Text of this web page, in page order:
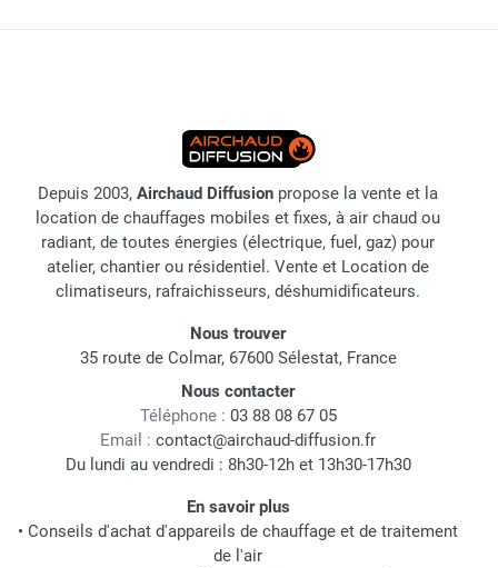
Depuis 2003, Airchaud Diffusion propose la vente et la
location de chauffages mobiles et fixes, à air chaud ou
radiant, de toutes énergies (électrique, fuel, gaz) pour
atelier, chantier ou résidentiel. Vente et Location de
climatiseurs, rafraichisseurs, déshumidificateurs.
Nous trouver
35 route de Colmar, 67600 Sélestat, France
Nous contacter
Téléphone : 03 88 08 67 05
Email : contact@airchaud-diffusion.fr
Du lundi au vendredi : 8h30-12h et 13h30-17h30
En savoir plus
• Conseils d'achat d'appareils de chauffage et de traitement
de l'air